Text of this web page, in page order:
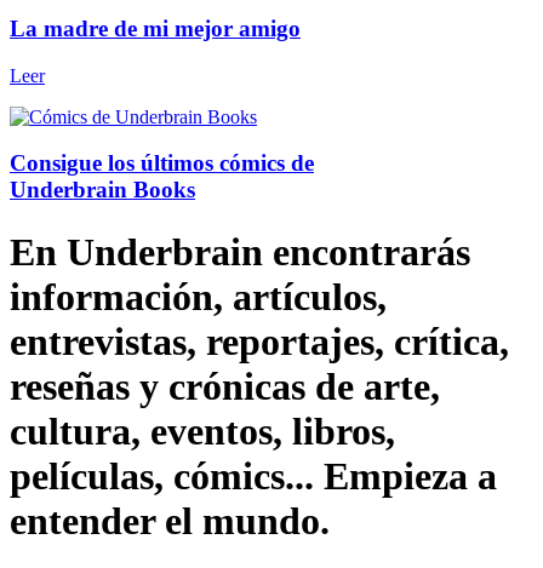
La madre de mi mejor amigo
Leer
Consigue los últimos cómics de
Underbrain Books
En Underbrain encontrarás
información, artículos,
entrevistas, reportajes, crítica,
reseñas y crónicas de arte,
cultura, eventos, libros,
películas, cómics... Empieza a
entender el mundo.